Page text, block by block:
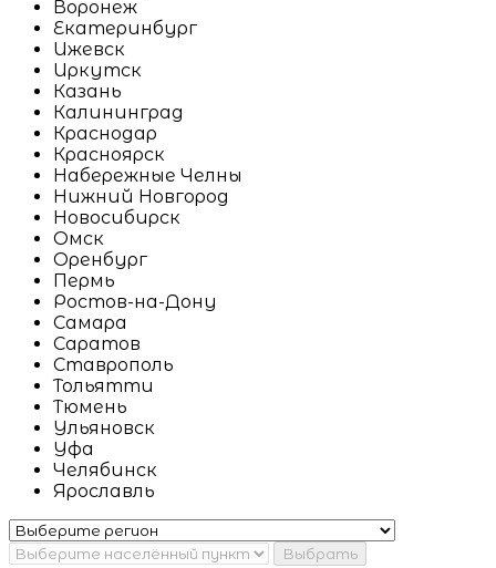
Воронеж
Екатеринбург
Ижевск
Иркутск
Казань
Калининград
Краснодар
Красноярск
Набережные Челны
Нижний Новгород
Новосибирск
Омск
Оренбург
Пермь
Ростов-на-Дону
Самара
Саратов
Ставрополь
Тольятти
Тюмень
Ульяновск
Уфа
Челябинск
Ярославль
Выбрать